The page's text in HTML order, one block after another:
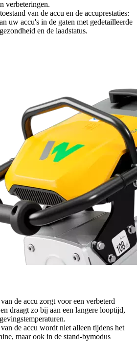
verbeteringen.
van de accu en de accuprestaties:
uw accu's in de gaten met gedetailleerde
en de laadstatus.
de accu zorgt voor een verbeterd
draagt zo bij aan een langere looptijd,
de accu wordt niet alleen tijdens het
maar ook in de stand-bymodus